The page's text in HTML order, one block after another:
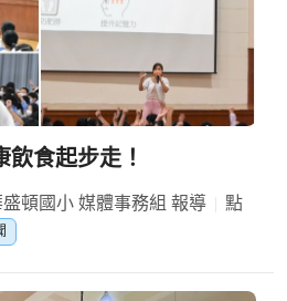
飲食起步走！
頓國小 媒體事務組 報導
點